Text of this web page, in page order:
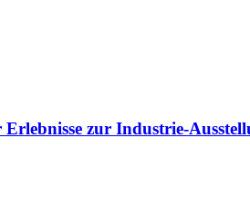
zur Industrie-